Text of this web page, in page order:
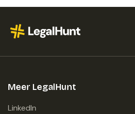
Meer LegalHunt
LinkedIn